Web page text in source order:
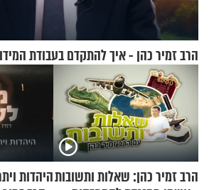
הרב זמיר כהן - איך להתקדם בעבודת
הרב זמיר כהן: שאלות ותשובותהיהדות